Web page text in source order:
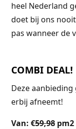
heel Nederland
doet bij ons
pas wanneer de
COMBI DEAL!
Deze
erbij afneemt!
Van: €59,98pm2